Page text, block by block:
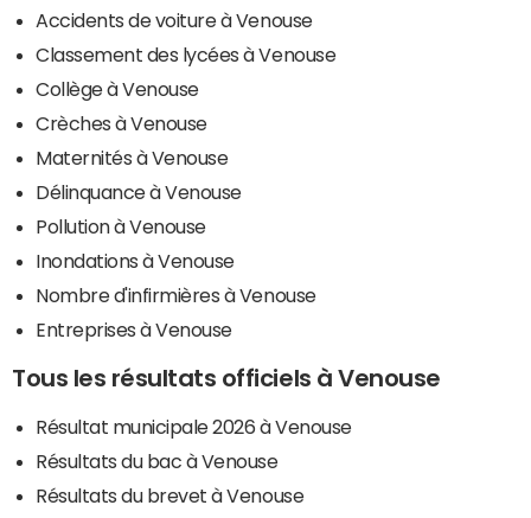
Accidents de voiture à Venouse
Classement des lycées à Venouse
Collège à Venouse
Crèches à Venouse
Maternités à Venouse
Délinquance à Venouse
Pollution à Venouse
Inondations à Venouse
Nombre d'infirmières à Venouse
Entreprises à Venouse
Tous les résultats officiels à Venouse
Résultat municipale 2026 à Venouse
Résultats du bac à Venouse
Résultats du brevet à Venouse